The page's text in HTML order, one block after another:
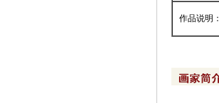
作品说明：